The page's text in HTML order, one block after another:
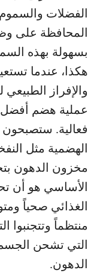
الفضلات
المحافظة على
بسهولة بهذه
هكذا، عندما
والإفراز
عملية هضم أفضل
فعالية.
الهضمية مثل
مخزون الدهون
الأساسي هو أن
الغذائي صحياً
منتظماً وتتجنبوا
التي تشحن
الدهون.